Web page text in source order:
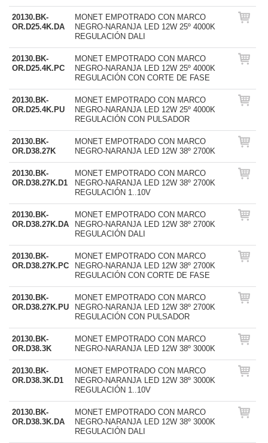
20130.BK-
OR.D25.4K.DA
MONET EMPOTRADO CON MARCO
NEGRO-NARANJA LED 12W 25º 4000K
REGULACIÓN DALI
20130.BK-
OR.D25.4K.PC
MONET EMPOTRADO CON MARCO
NEGRO-NARANJA LED 12W 25º 4000K
REGULACIÓN CON CORTE DE FASE
20130.BK-
OR.D25.4K.PU
MONET EMPOTRADO CON MARCO
NEGRO-NARANJA LED 12W 25º 4000K
REGULACIÓN CON PULSADOR
20130.BK-
OR.D38.27K
MONET EMPOTRADO CON MARCO
NEGRO-NARANJA LED 12W 38º 2700K
20130.BK-
OR.D38.27K.D1
MONET EMPOTRADO CON MARCO
NEGRO-NARANJA LED 12W 38º 2700K
REGULACIÓN 1..10V
20130.BK-
OR.D38.27K.DA
MONET EMPOTRADO CON MARCO
NEGRO-NARANJA LED 12W 38º 2700K
REGULACIÓN DALI
20130.BK-
OR.D38.27K.PC
MONET EMPOTRADO CON MARCO
NEGRO-NARANJA LED 12W 38º 2700K
REGULACIÓN CON CORTE DE FASE
20130.BK-
OR.D38.27K.PU
MONET EMPOTRADO CON MARCO
NEGRO-NARANJA LED 12W 38º 2700K
REGULACIÓN CON PULSADOR
20130.BK-
OR.D38.3K
MONET EMPOTRADO CON MARCO
NEGRO-NARANJA LED 12W 38º 3000K
20130.BK-
OR.D38.3K.D1
MONET EMPOTRADO CON MARCO
NEGRO-NARANJA LED 12W 38º 3000K
REGULACIÓN 1..10V
20130.BK-
OR.D38.3K.DA
MONET EMPOTRADO CON MARCO
NEGRO-NARANJA LED 12W 38º 3000K
REGULACIÓN DALI